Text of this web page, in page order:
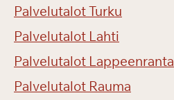
Palvelutalot Turku
Palvelutalot Lahti
Palvelutalot Lappeenranta
Palvelutalot Rauma